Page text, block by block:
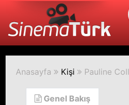
Anasayfa Kişi Pauline
Genel Bakış